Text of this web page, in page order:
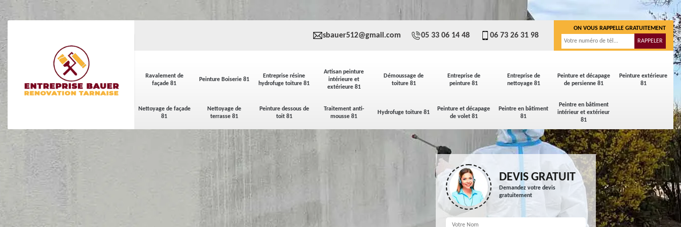
Ravalement de
façade 81
Peinture Boiserie 81
Entreprise résine
hydrofuge toiture 81
Artisan peinture
intérieure et
extérieure 81
Démoussage de
toiture 81
Entreprise de
peinture 81
Entreprise de
nettoyage 81
Peinture et décapage
de persienne 81
Peinture extérieure
81
Nettoyage de façade
81
Nettoyage de
terrasse 81
Peinture dessous de
toit 81
Traitement anti-
mousse 81
Hydrofuge toiture 81
Peinture et décapage
de volet 81
Peintre en bâtiment
81
Peintre en bâtiment
intérieur et extérieur
81
sbauer512@gmail.com 05 33 06 14 48 06 73 26 31 98
ON VOUS RAPPELLE GRATUITEMENT
DEVIS GRATUIT
Demandez votre devis
gratuitement